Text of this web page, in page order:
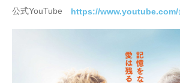
公式YouTube
https://